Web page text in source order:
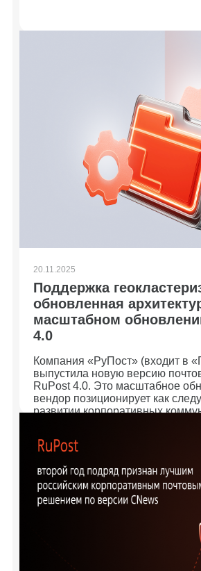
20.11.2025
Поддержка
обновленная
масштабном
4.0
Компания «РуПост» (входит в
выпустила новую версию
RuPost 4.0. Это масштабное
вендор позиционирует как
развитии корпоративных